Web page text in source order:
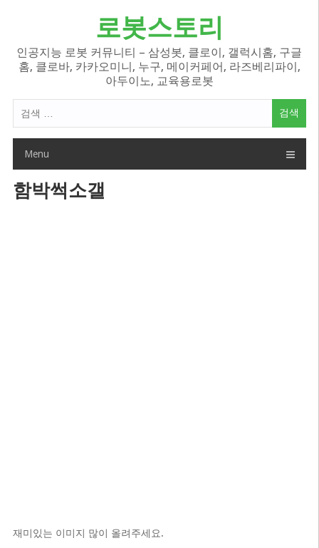
로봇스토리
인공지능 로봇 커뮤니티 – 삼성봇, 클로이, 갤럭시홈, 구글
홈, 클로바, 카카오미니, 누구, 메이커페어, 라즈베리파이,
아두이노, 교육용로봇
색
Menu
함박썩소갤
재미있는 이미지 많이 올려주세요.